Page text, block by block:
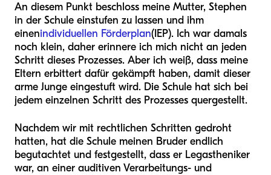
An diesem Punkt beschloss meine Mutter, Stephen
in der Schule einstufen zu lassen und ihm
einenindividuellen Förderplan(IEP). Ich war damals
noch klein, daher erinnere ich mich nicht an jeden
Schritt dieses Prozesses. Aber ich weiß, dass meine
Eltern erbittert dafür gekämpft haben, damit dieser
arme Junge eingestuft wird. Die Schule hat sich bei
jedem einzelnen Schritt des Prozesses quergestellt.
Nachdem wir mit rechtlichen Schritten gedroht
hatten, hat die Schule meinen Bruder endlich
begutachtet und festgestellt, dass er Legastheniker
war, an einer auditiven Verarbeitungs- und